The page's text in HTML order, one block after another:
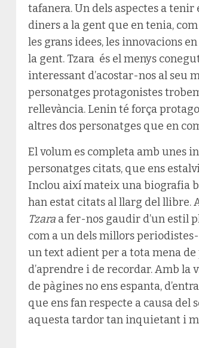
tafanera. Un dels aspectes a
diners a la gent que en tenia,
les grans idees, les innovacions
la gent. Tzara és el menys
interessant d’acostar-nos al seu
personatges protagonistes
rellevància. Lenin té força
altres dos personatges que en
El volum es completa amb unes
personatges citats, que ens
Inclou així mateix una biografia
han estat citats al llarg del llibre.
Tzara a fer-nos gaudir d’un estil
com a un dels millors
un text adient per a tota mena
d’aprendre i de recordar. Amb la
de pàgines no ens espanta,
que ens fan respecte a causa
aquesta tardor tan inquietant i